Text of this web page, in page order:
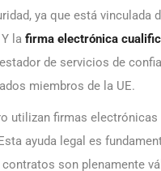
ya que está
la firma electrónica
de servicios de
miembros de la UE.
utilizan firmas
ayuda legal es
son plenamente